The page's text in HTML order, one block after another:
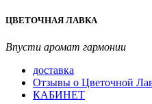
Перейти
содержимому
ЦВЕТОЧНАЯ ЛАВКА
Впусти аромат гармонии
доставка
Отзывы о Цветочной
КАБИНЕТ